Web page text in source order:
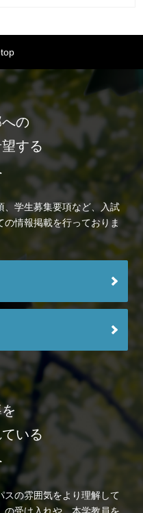
の
する
、学生募集要項など、入試
情報掲載を行っておりま
いる
スの雰囲気をより理解して